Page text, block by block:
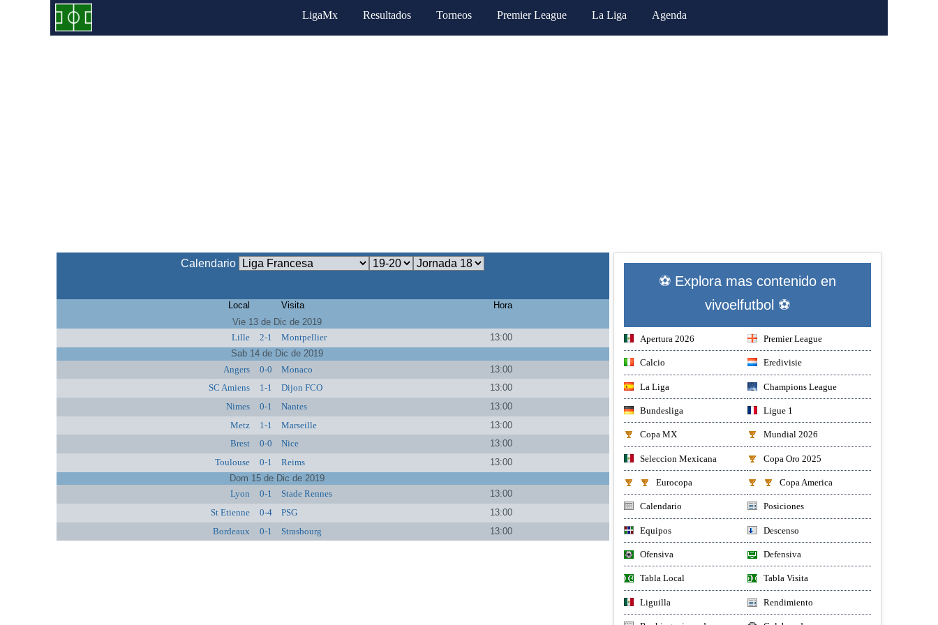
LigaMx Resultados Torneos Premier League La Liga Agenda
Calendario
Local Visita
Hora
Vie 13 de Dic de 2019
Lille
2-1 Montpellier
13:00
Sab 14 de Dic de 2019
Angers
0-0 Monaco
13:00
SC Amiens
1-1 Dijon FCO
13:00
Nimes
0-1 Nantes
13:00
Metz
1-1 Marseille
13:00
Brest
0-0 Nice
13:00
Toulouse
0-1 Reims
13:00
Dom 15 de Dic de 2019
Lyon
0-1 Stade Rennes
13:00
St Etienne
0-4 PSG
13:00
Bordeaux
0-1 Strasbourg 13:00
⚽ Explora mas contenido en
vivoelfutbol ⚽
Apertura 2026 Premier League
Calcio Eredivisie
La Liga Champions League
Bundesliga Ligue 1
Copa MX Mundial 2026
Seleccion Mexicana Copa Oro 2025
Eurocopa Copa America
Calendario Posiciones
Equipos Descenso
Ofensiva Defensiva
Tabla Local Tabla Visita
Liguilla Rendimiento